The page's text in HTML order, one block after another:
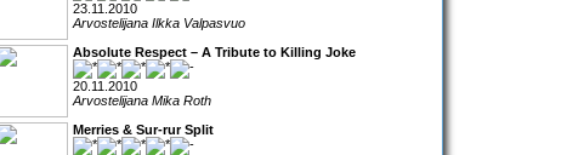
23.11.2010
Arvostelijana Ilkka Valpasvuo
Absolute Respect – A Tribute to Killing Joke
20.11.2010
Arvostelijana Mika Roth
Merries & Sur-rur Split